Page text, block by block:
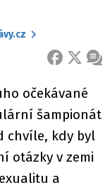
FACEBOOK
X
očekávané
šampionát
chvíle, kdy byl
otázky v zemi
a